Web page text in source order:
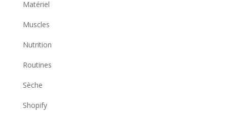
Matériel
Muscles
Nutrition
Routines
Sèche
Shopify